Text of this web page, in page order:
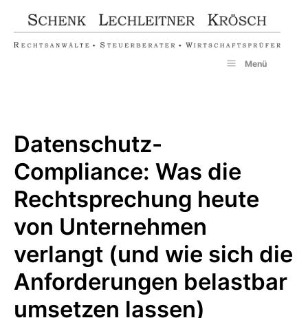
springen
Menü
Datenschutz-
Compliance: Was die
Rechtsprechung heute
von Unternehmen
verlangt (und wie sich die
Anforderungen belastbar
umsetzen lassen)